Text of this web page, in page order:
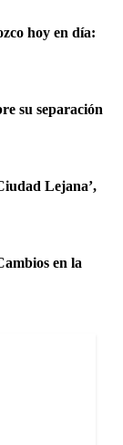
hoy en día:
su separación
Lejana’,
en la